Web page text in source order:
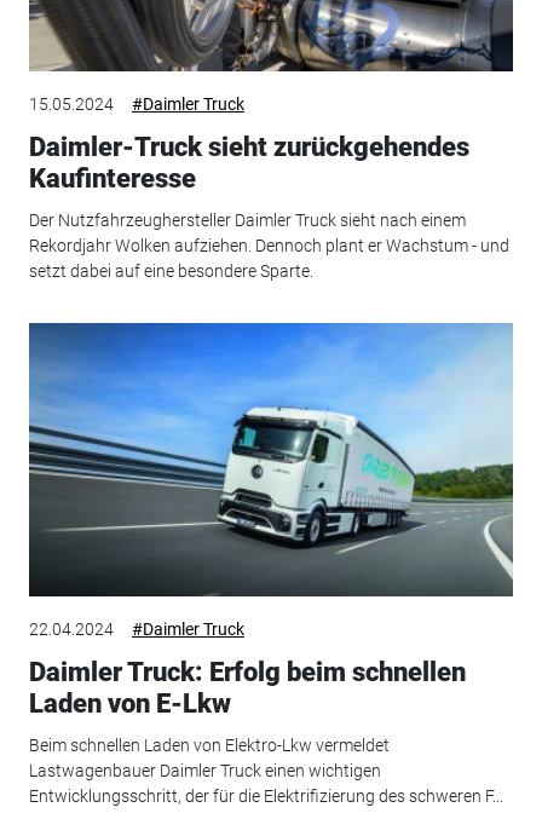
15.05.2024 #Daimler Truck
Daimler-Truck sieht zurückgehendes
Kaufinteresse
Der Nutzfahrzeughersteller Daimler Truck sieht nach einem
Rekordjahr Wolken aufziehen. Dennoch plant er Wachstum - und
setzt dabei auf eine besondere Sparte.
22.04.2024 #Daimler Truck
Daimler Truck: Erfolg beim schnellen
Laden von E-Lkw
Beim schnellen Laden von Elektro-Lkw vermeldet
Lastwagenbauer Daimler Truck einen wichtigen
Entwicklungsschritt, der für die Elektrifizierung des schweren F...